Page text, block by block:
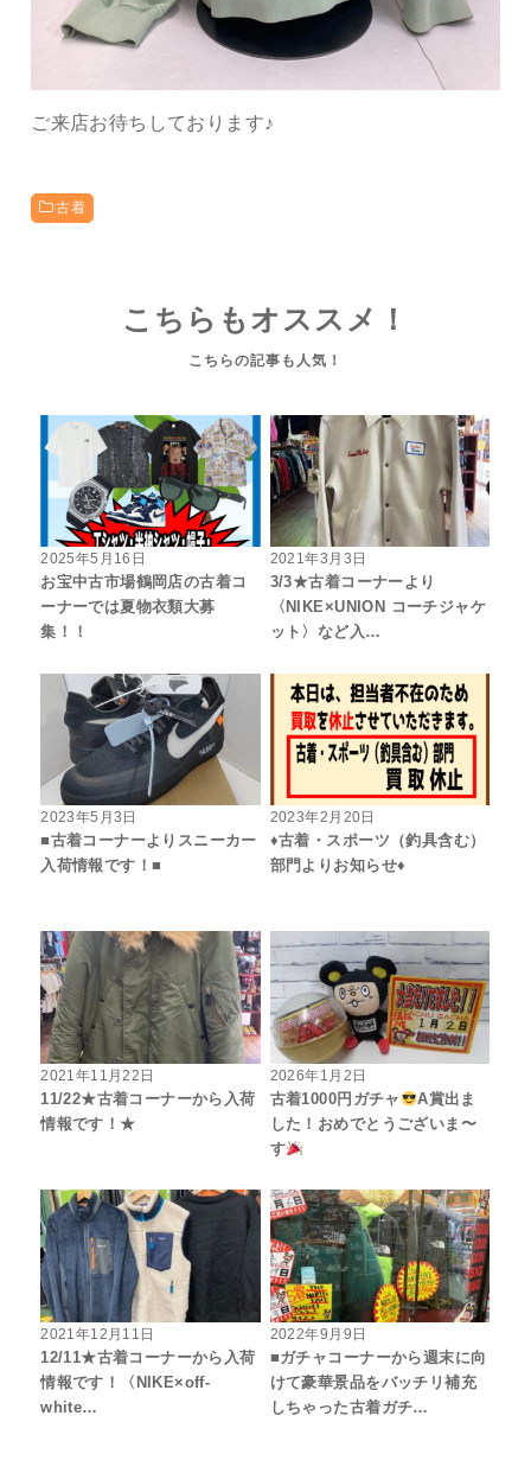
ご来店お待ちしております♪
古着
こちらもオススメ！
2025年5月16日
お宝中古市場鶴岡店の古着コ
ーナーでは夏物衣類大募
集！！
2021年3月3日
3/3★古着コーナーより
〈NIKE×UNION コーチジャケ
ット〉など入…
2023年5月3日
■古着コーナーよりスニーカー
入荷情報です！■
2023年2月20日
♦古着・スポーツ（釣具含む）
部門よりお知らせ♦
2021年11月22日
11/22★古着コーナーから入荷
情報です！★
2026年1月2日
古着1000円ガチャ
A賞出ま
した！おめでとうございま〜
す
2021年12月11日
12/11★古着コーナーから入荷
情報です！〈NIKE×off-
white…
2022年9月9日
■ガチャコーナーから週末に向
けて豪華景品をバッチリ補充
しちゃった古着ガチ…